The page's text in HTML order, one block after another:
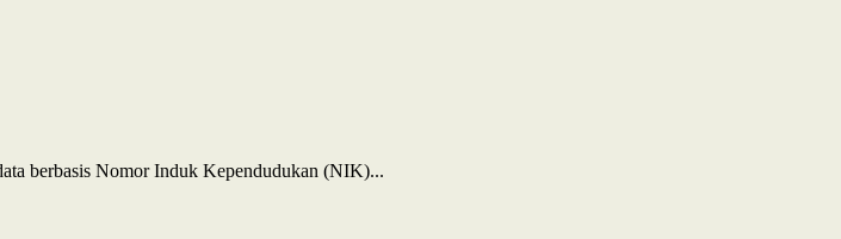
berbasis Nomor Induk Kependudukan (NIK)...